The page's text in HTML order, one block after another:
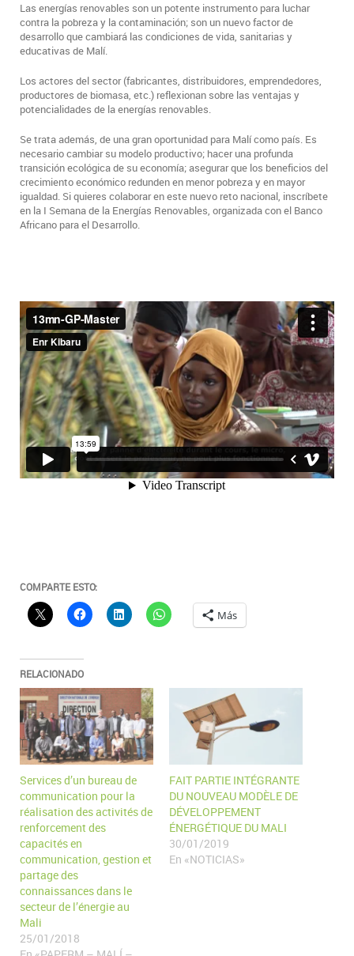
Las energías renovables son un potente instrumento para luchar
contra la pobreza y la contaminación; son un nuevo factor de
desarrollo que cambiará las condiciones de vida, sanitarias y
educativas de Malí.
Los actores del sector (fabricantes, distribuidores, emprendedores,
productores de biomasa, etc.) reflexionan sobre las ventajas y
potencialidades de la energías renovables.
Se trata además, de una gran oportunidad para Malí como país. Es
necesario cambiar su modelo productivo; hacer una profunda
transición ecológica de su economía; asegurar que los beneficios del
crecimiento económico redunden en menor pobreza y en mayor
igualdad. Si quieres colaborar en este nuevo reto nacional, inscríbete
en la I Semana de la Energías Renovables, organizada con el Banco
Africano para el Desarrollo.
COMPARTE ESTO:
Más
RELACIONADO
Services d’un bureau de
communication pour la
réalisation des activités de
renforcement des
capacités en
communication, gestion et
partage des
connaissances dans le
secteur de l’énergie au
Mali
25/01/2018
FAIT PARTIE INTÉGRANTE
DU NOUVEAU MODÈLE DE
DÉVELOPPEMENT
ÉNERGÉTIQUE DU MALI
30/01/2019
En «NOTICIAS»